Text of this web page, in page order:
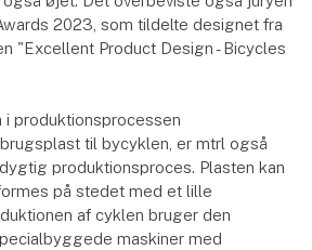
2023, som tildelte designet fra
"Excellent Product Design - Bicycles
produktionsprocessen
til bycyklen, er mtrl også
produktionsproces. Plasten kan
på stedet med et lille
af cyklen bruger den
maskiner med